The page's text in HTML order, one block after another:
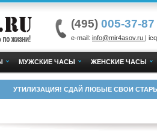
(495) 005-37-87
e-mail: info@mir4asov.ru |
МУЖСКИЕ ЧАСЫ ЖЕНСКИЕ ЧАСЫ
УТИЛИЗАЦИЯ! СДАЙ ЛЮБЫЕ СВОИ